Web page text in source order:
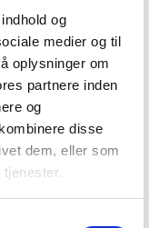
og
medier og til
oplysninger om
partnere inden
og
disse
dem, eller som